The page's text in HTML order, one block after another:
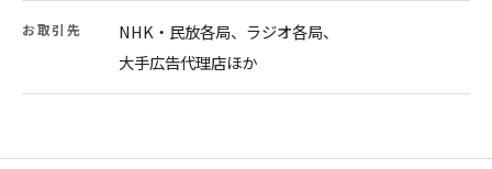
お取引先
NHK・民放各局、ラジオ各局、
大手広告代理店ほか